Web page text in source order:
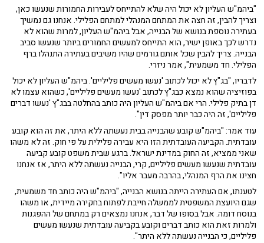
"ביהמ"ש העליון לא יכול היה שלא להתייחס לעבירות החמורות שנעשו כאן,
וצריך להבין, זה חצה את המתחם המנהלי למתחם הפלילי. אנחנו גם נמשיך
בעתירה נוספת בנושא של הבנייה, אבל ביהמ"ש העליון, למרות שהוא לא
נדרש לכך באופן ישיר, הוא התייחס למעשים החמורים ביותר שנעשו סביב
הבנייה. צריך להבין שכל אותם גורמים שהיו משיבים בעתירה התנהלו ברף
הפלילי. חד משמעית", אמר ניזרי.
לדבריו, "בג"ץ לא יכול לכתוב 'נעשו מעשים פליליים'. ביהמ"ש העליון לא יכול
בפוזיציה שהוא נמצא כבג"ץ לכתוב 'נעשו מעשים פליליים', כשהוא עצמו לא
דן בתיק פלילי. הרי אם ביהמ"ש העליון היה כותב בהחלטה בבג"ץ 'נעשו דברים
פליליים', זה היה כבר יותר מפסק דין".
עוד אמר: "ביהמ"ש קובע שהבנייה בבית נעשתה ללא היתר, את זה הוא קובע
עובדתית. הקביעה העובדתית הזו היא עבירה פלילית על פי חוק. זה לא משהו
שאני ממציא, זה החוק במדינת ישראל. ברגע שבית משפט קובע קביעה
עובדתית שנעשו מעשים פליליים, קרי, הבנייה נעשתה ללא היתר, אז אנחנו
חצינו את הרף המנהלי, בהרבה מעבר אליו".
לטענתו, אם העתירה הייתה בנושא הבנייה, "ביהמ"ש היה כותב חד משמעית,
שגם היועצת המשפטית לממשלה חייבת לפתוח בחקירה מיידית, או משהו
בנוסח דומה. אבל בסופו של דבר, אנחנו נמצאים רק במתחם של ההפגנות
ולמרות זאת הוא כותב דברים וקובע בקביעה עובדתית שנעשו מעשים
פליליים, כי הבנייה נעשתה ללא היתר".